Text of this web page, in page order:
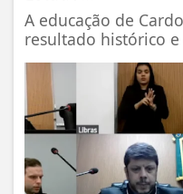
A educação de
resultado histórico